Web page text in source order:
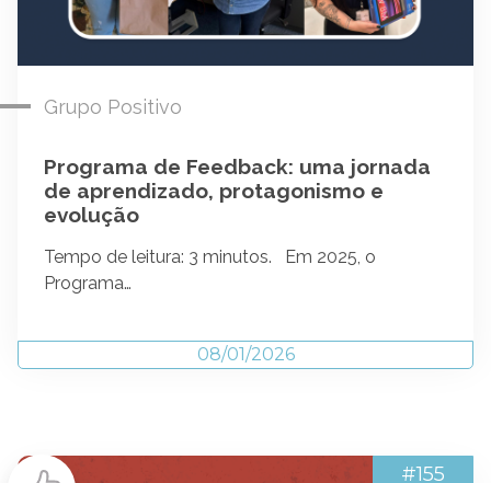
Grupo Positivo
Programa de Feedback: uma jornada
de aprendizado, protagonismo e
evolução
Tempo de leitura: 3 minutos. Em 2025, o
Programa…
08/01/2026
#155